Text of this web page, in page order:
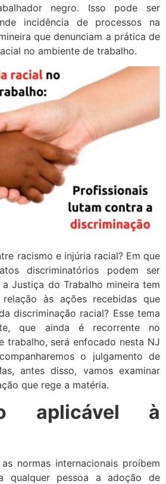
negro. Isso pode ser
incidência de processos na
que denunciam a prática de
no ambiente de trabalho.
racismo e injúria racial? Em que
discriminatórios podem ser
Justiça do Trabalho mineira tem
às ações recebidas que
discriminação racial? Esse tema
que ainda é recorrente no
trabalho, será enfocado nesta NJ
o julgamento de
antes disso, vamos examinar
que rege a matéria.
aplicável à
normas internacionais proíbem
qualquer pessoa a adoção de